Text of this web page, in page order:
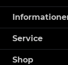
Service
Shop